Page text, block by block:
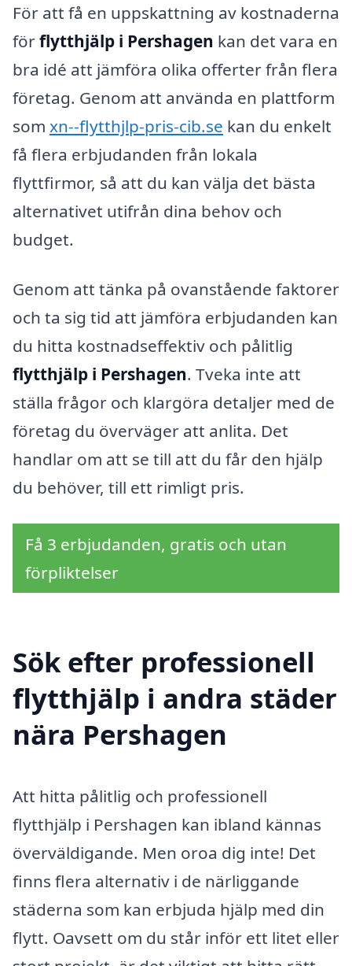
För att få en uppskattning av kostnaderna
förflytthjälp i Pershagen kan det vara en
bra idé att jämföra olika offerter från flera
företag. Genom att använda en plattform
som xn--flytthjlp-pris-cib.se kan du enkelt
få flera erbjudanden från lokala
flyttfirmor, så att du kan välja det bästa
alternativet utifrån dina behov och
budget.
Genom att tänka på ovanstående faktorer
och ta sig tid att jämföra erbjudanden kan
du hitta kostnadseffektiv och pålitlig
flytthjälp i Pershagen. Tveka inte att
ställa frågor och klargöra detaljer med de
företag du överväger att anlita. Det
handlar om att se till att du får den hjälp
du behöver, till ett rimligt pris.
Få 3 erbjudanden, gratis och utan
förpliktelser
Sök efter professionell
flytthjälp i andra städer
nära Pershagen
Att hitta pålitlig och professionell
flytthjälp i Pershagen kan ibland kännas
överväldigande. Men oroa dig inte! Det
finns flera alternativ i de närliggande
städerna som kan erbjuda hjälp med din
flytt. Oavsett om du står inför ett litet eller